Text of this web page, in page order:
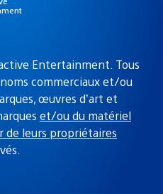
Entertainment. Tous
commerciaux et/ou
œuvres d’art et
et/ou du matériel
de leurs propriétaires